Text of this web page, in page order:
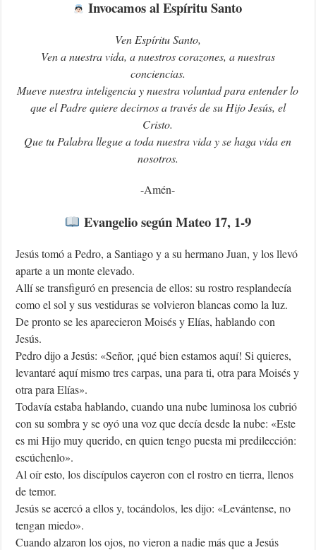
Invocamos al Espíritu Santo
Ven Espíritu Santo,
Ven a nuestra vida, a nuestros corazones, a nuestras
conciencias.
Mueve nuestra inteligencia y nuestra voluntad para entender lo
que el Padre quiere decirnos a través de su Hijo Jesús, el
Cristo.
Que tu Palabra llegue a toda nuestra vida y se haga vida en
nosotros.
-Amén-
Evangelio según Mateo 17, 1-9
Jesús tomó a Pedro, a Santiago y a su hermano Juan, y los llevó
aparte a un monte elevado.
Allí se transfiguró en presencia de ellos: su rostro resplandecía
como el sol y sus vestiduras se volvieron blancas como la luz.
De pronto se les aparecieron Moisés y Elías, hablando con
Jesús.
Pedro dijo a Jesús: «Señor, ¡qué bien estamos aquí! Si quieres,
levantaré aquí mismo tres carpas, una para ti, otra para Moisés y
otra para Elías».
Todavía estaba hablando, cuando una nube luminosa los cubrió
con su sombra y se oyó una voz que decía desde la nube: «Este
es mi Hijo muy querido, en quien tengo puesta mi predilección:
escúchenlo».
Al oír esto, los discípulos cayeron con el rostro en tierra, llenos
de temor.
Jesús se acercó a ellos y, tocándolos, les dijo: «Levántense, no
tengan miedo».
Cuando alzaron los ojos, no vieron a nadie más que a Jesús